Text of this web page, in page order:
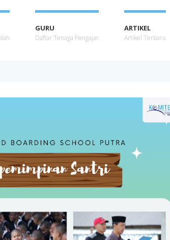
GURU
Daftar Tenaga Pengajar
ARTIKEL
Artikel Terbaru